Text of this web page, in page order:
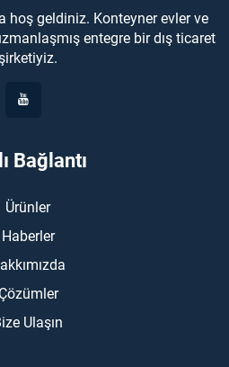
hoş geldiniz. Konteyner evler ve
entegre bir dış ticaret
Bağlantı
Ürünler
Haberler
Çözümler
Ulaşın